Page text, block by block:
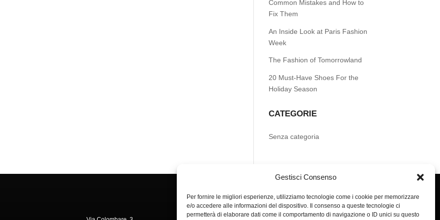
Gestisci Consenso
Per fornire le migliori esperienze, utilizziamo tecnologie come i cookie per memorizzare
e/o accedere alle informazioni del dispositivo. Il consenso a queste tecnologie ci
permetterà di elaborare dati come il comportamento di navigazione o ID unici su questo
Common Mistakes and How to
Fix Them
An Inside Look at Paris Fashion
Week
The Fashion of Tomorrowland
20 Must-Have Shoes For the
Holiday Season
CATEGORIE
Senza categoria